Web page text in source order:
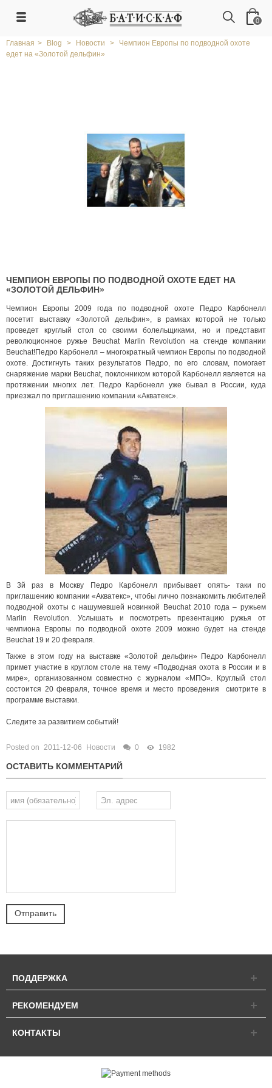
0
Главная > Blog > Новости >
Чемпион Европы по подводной охоте
едет на «Золотой дельфин»
ЧЕМПИОН ЕВРОПЫ ПО ПОДВОДНОЙ ОХОТЕ ЕДЕТ НА
«ЗОЛОТОЙ ДЕЛЬФИН»
Чемпион Европы 2009 года по подводной охоте Педро Карбонелл
посетит выставку «Золотой дельфин», в рамках которой не только
проведет круглый стол со своими болельщиками, но и представит
революционное ружье Beuchat Marlin Revolution на стенде компании
Beuchat!Педро Карбонелл – многократный чемпион Европы по подводной
охоте. Достигнуть таких результатов Педро, по его словам, помогает
снаряжение марки Beuchat, поклонником которой Карбонелл является на
протяжении многих лет. Педро Карбонелл уже бывал в России, куда
приезжал по приглашению компании «Акватекс».
В 3й раз в Москву Педро Карбонелл прибывает опять- таки по
приглашению компании «Акватекс», чтобы лично познакомить любителей
подводной охоты с нашумевшей новинкой Beuchat 2010 года – ружьем
Marlin Revolution. Услышать и посмотреть презентацию ружья от
чемпиона Европы по подводной охоте 2009 можно будет на стенде
Beuchat 19 и 20 февраля.
Также в этом году на выставке «Золотой дельфин» Педро Карбонелл
примет участие в круглом столе на тему «Подводная охота в России и в
мире», организованном совместно с журналом «МПО». Круглый стол
состоится 20 февраля, точное время и место проведения смотрите в
программе выставки.
Следите за развитием событий!
Posted on 2011-12-06 Новости 0 1982
ОСТАВИТЬ КОММЕНТАРИЙ
ПОДДЕРЖКА
РЕКОМЕНДУЕМ
КОНТАКТЫ